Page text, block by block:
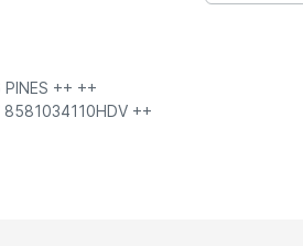
PINES ++ ++
8581034110HDV ++